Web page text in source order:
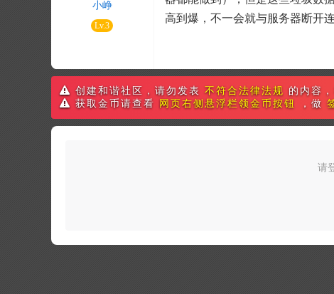
小峥
Lv.3
高到爆，不一会就与服务器断开
创建和谐社区，请勿发表 不符合法律法规 的内容
获取金币请查看 网页右侧悬浮栏领金币按钮 ，做
请